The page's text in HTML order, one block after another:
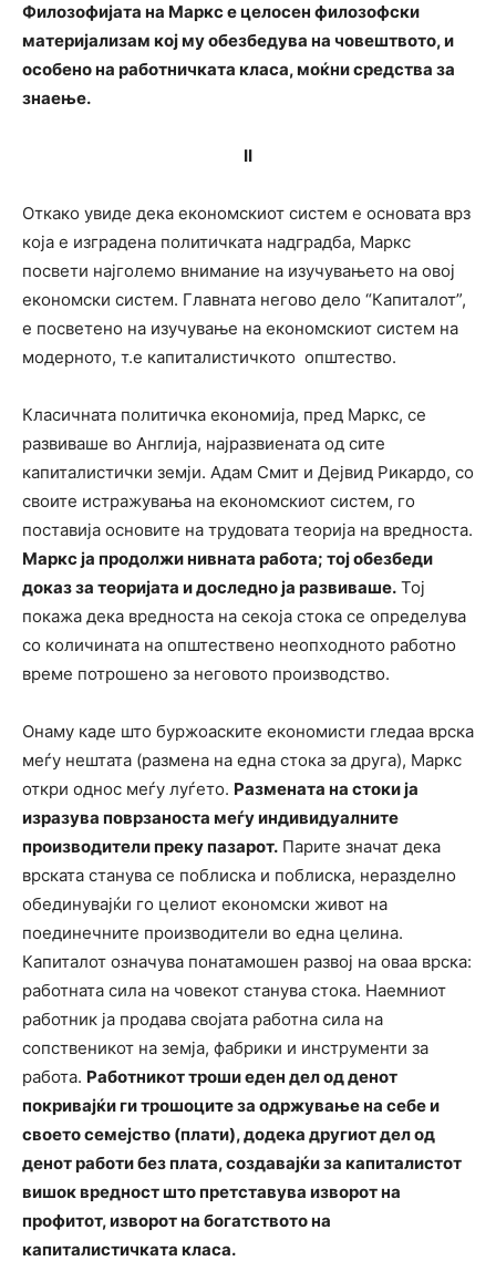
Филозофијата на Маркс е целосен филозофски
материјализам кој му обезбедува на човештвото, и
особено на работничката класа, моќни средства за
знаење.
II
Откако увиде дека економскиот систем е основата врз
која е изградена политичката надградба, Маркс
посвети најголемо внимание на изучувањето на овој
економски систем. Главната негово дело “Капиталот”,
е посветено на изучување на економскиот систем на
модерното, т.е капиталистичкото општество.
Класичната политичка економија, пред Маркс, се
развиваше во Англија, најразвиената од сите
капиталистички земји. Адам Смит и Дејвид Рикардо, со
своите истражувања на економскиот систем, го
поставија основите на трудовата теорија на вредноста.
Маркс ја продолжи нивната работа; тој обезбеди
доказ за теоријата и доследно ја развиваше. Тој
покажа дека вредноста на секоја стока се определува
со количината на општествено неопходното работно
време потрошено за неговото производство.
Онаму каде што буржоаските економисти гледаа врска
меѓу нештата (размена на една стока за друга), Маркс
откри однос меѓу луѓето. Размената на стоки ја
изразува поврзаноста меѓу индивидуалните
производители преку пазарот. Парите значат дека
врската станува се поблиска и поблиска, неразделно
обединувајќи го целиот економски живот на
поединечните производители во една целина.
Капиталот означува понатамошен развој на оваа врска:
работната сила на човекот станува стока. Наемниот
работник ја продава својата работна сила на
сопственикот на земја, фабрики и инструменти за
работа. Работникот троши еден дел од денот
покривајќи ги трошоците за одржување на себе и
своето семејство (плати), додека другиот дел од
денот работи без плата, создавајќи за капиталистот
вишок вредност што претставува изворот на
профитот, изворот на богатството на
капиталистичката класа.